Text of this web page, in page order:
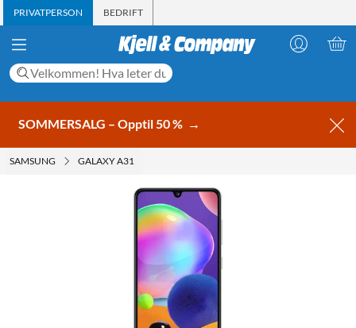
PRIVATPERSON BEDRIFT
SOMMERSALG – Opptil 50 % →
SAMSUNG GALAXY A31